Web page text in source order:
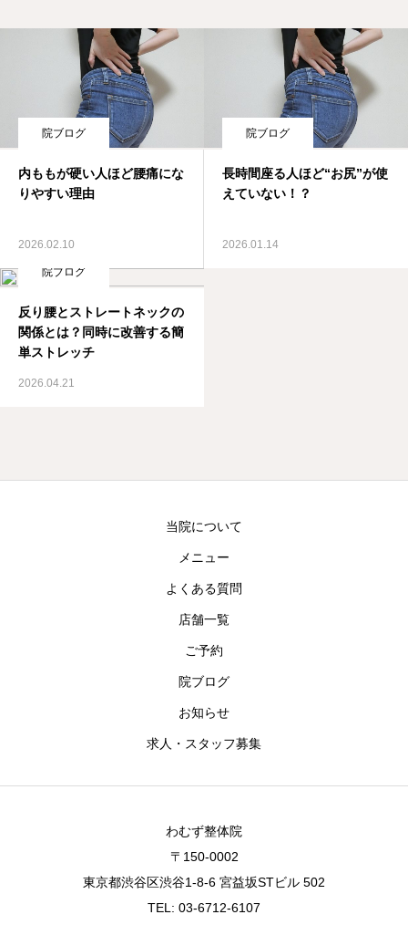
院ブログ
内ももが硬い人ほど腰痛にな
りやすい理由
2026.02.10
院ブログ
長時間座る人ほど“お尻”が使
えていない！？
2026.01.14
院ブログ
反り腰とストレートネックの
関係とは？同時に改善する簡
単ストレッチ
2026.04.21
当院について
メニュー
よくある質問
店舗一覧
ご予約
院ブログ
お知らせ
求人・スタッフ募集
わむず整体院
〒150-0002
東京都渋谷区渋谷1-8-6 宮益坂STビル 502
TEL: 03-6712-6107